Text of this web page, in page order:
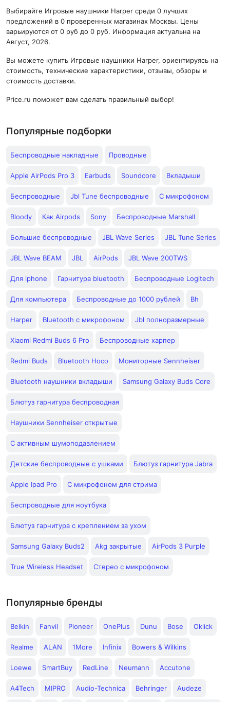
Выбирайте Игровые наушники Harper среди 0 лучших
предложений в 0 проверенных магазинах Москвы. Цены
варьируются от 0 руб до 0 руб. Информация актуальна на
Август, 2026.
Вы можете купить Игровые наушники Harper, ориентируясь на
стоимость, технические характеристики, отзывы, обзоры и
стоимость доставки.
Price.ru поможет вам сделать правильный выбор!
Популярные подборки
Беспроводные накладные Проводные
Apple AirPods Pro 3 Earbuds Soundcore Вкладыши
Беспроводные Jbl Tune беспроводные С микрофоном
Bloody Как Airpods Sony Беспроводные Marshall
Большие беспроводные JBL Wave Series JBL Tune Series
JBL Wave BEAM JBL AirPods JBL Wave 200TWS
Для iphone Гарнитура bluetooth Беспроводные Logitech
Для компьютера Беспроводные до 1000 рублей Bh
Harper Bluetooth с микрофоном Jbl полноразмерные
Xiaomi Redmi Buds 6 Pro Беспроводные харпер
Redmi Buds Bluetooth Hoco Мониторные Sennheiser
Bluetooth наушники вкладыши Samsung Galaxy Buds Core
Блютуз гарнитура беспроводная
Наушники Sennheiser открытые
С активным шумоподавлением
Детские беспроводные с ушками Блютуз гарнитура Jabra
Apple Ipad Pro С микрофоном для стрима
Беспроводные для ноутбука
Блютуз гарнитура с креплением за ухом
Samsung Galaxy Buds2 Akg закрытые AirPods 3 Purple
True Wireless Headset Стерео c микрофоном
Популярные бренды
Belkin Fanvil Pioneer OnePlus Dunu Bose Oklick
Realme ALAN 1More Infinix Bowers & Wilkins
Loewe SmartBuy RedLine Neumann Accutone
A4Tech MIPRO Audio-Technica Behringer Audeze